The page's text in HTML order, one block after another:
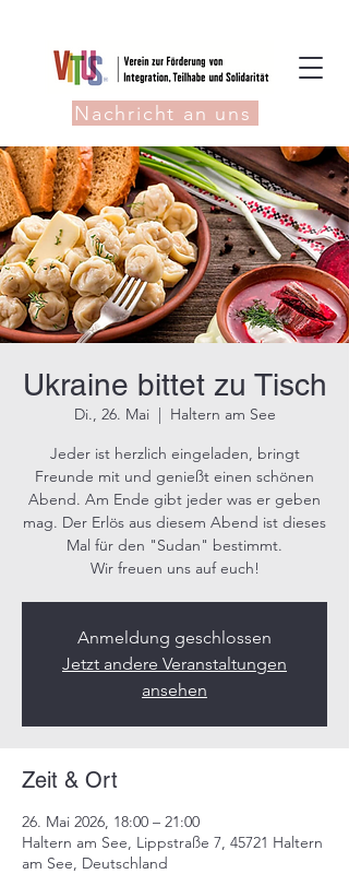
Nachricht an uns
Ukraine bittet zu Tisch
Di., 26. Mai
  |
Haltern am See
Jeder ist herzlich eingeladen, bringt
Freunde mit und genießt einen schönen
Abend. Am Ende gibt jeder was er geben
mag. Der Erlös aus diesem Abend ist dieses
Mal für den "Sudan" bestimmt.
Wir freuen uns auf euch!
Anmeldung geschlossen
Jetzt andere Veranstaltungen
ansehen
Zeit & Ort
26. Mai 2026, 18:00 – 21:00
Haltern am See, Lippstraße 7, 45721 Haltern
am See, Deutschland